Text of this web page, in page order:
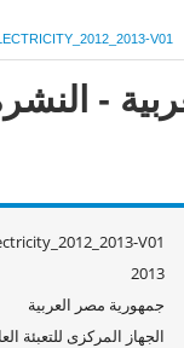
V01
-
V01
2013
جمهورية مصر العربية
الجهاز المركزى للتعبئة